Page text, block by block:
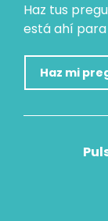
Haz tus
está ahí
Haz mi